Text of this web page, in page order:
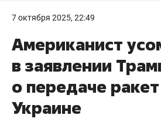
7 октября 2025, 22:49
Американист
в заявлении
о передаче
Украине